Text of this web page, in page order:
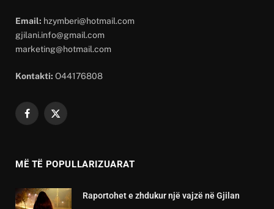
Email: hzymberi@hotmail.com
gjilani.info@gmail.com
marketing@hotmail.com
Kontakti: O44176808
Facebook
X
MË TË POPULLARIZUARAT
Raportohet e zhdukur një vajzë në Gjilan